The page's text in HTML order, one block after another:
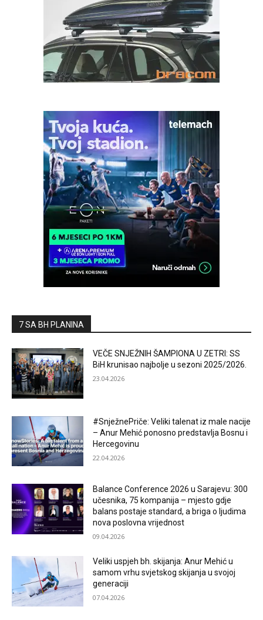
7 SA BH PLANINA
VEČE SNJEŽNIH ŠAMPIONA U ZETRI: SS
BiH krunisao najbolje u sezoni 2025/2026.
23.04.2026
#SnježnePriče: Veliki talenat iz male nacije
– Anur Mehić ponosno predstavlja Bosnu i
Hercegovinu
22.04.2026
Balance Conference 2026 u Sarajevu: 300
učesnika, 75 kompanija – mjesto gdje
balans postaje standard, a briga o ljudima
nova poslovna vrijednost
09.04.2026
Veliki uspjeh bh. skijanja: Anur Mehić u
samom vrhu svjetskog skijanja u svojoj
generaciji
07.04.2026